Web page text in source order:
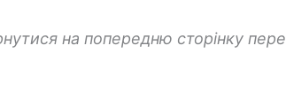
на попередню сторінку